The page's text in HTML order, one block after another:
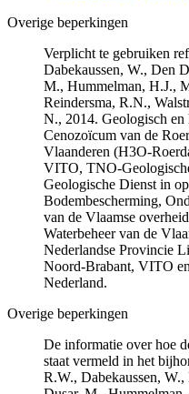
Overige beperkingen
Verplicht te gebruiken
Dabekaussen, W., Den
M., Hummelman, H.J.,
Reindersma, R.N.,
N., 2014. Geologisch
Cenozoïcum van de
Vlaanderen (H3O-
VITO, TNO-
Geologische Dienst in
Bodembescherming,
van de Vlaamse
Waterbeheer van de
Nederlandse Provincie
Noord-Brabant, VITO
Nederland.
Overige beperkingen
De informatie over hoe
staat vermeld in het
R.W., Dabekaussen,